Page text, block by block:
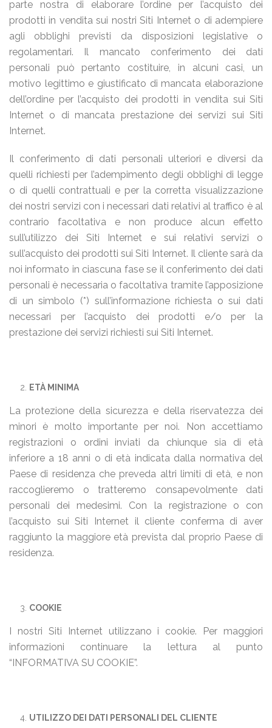
parte nostra di elaborare l’ordine per l’acquisto dei
prodotti in vendita sui nostri Siti Internet o di adempiere
agli obblighi previsti da disposizioni legislative o
regolamentari. Il mancato conferimento dei dati
personali può pertanto costituire, in alcuni casi, un
motivo legittimo e giustificato di mancata elaborazione
dell’ordine per l’acquisto dei prodotti in vendita sui Siti
Internet o di mancata prestazione dei servizi sui Siti
Internet.
Il conferimento di dati personali ulteriori e diversi da
quelli richiesti per l’adempimento degli obblighi di legge
o di quelli contrattuali e per la corretta visualizzazione
dei nostri servizi con i necessari dati relativi al traffico è al
contrario facoltativa e non produce alcun effetto
sull’utilizzo dei Siti Internet e sui relativi servizi o
sull’acquisto dei prodotti sui Siti Internet. Il cliente sarà da
noi informato in ciascuna fase se il conferimento dei dati
personali è necessaria o facoltativa tramite l’apposizione
di un simbolo (*) sull’informazione richiesta o sui dati
necessari per l’acquisto dei prodotti e/o per la
prestazione dei servizi richiesti sui Siti Internet.
ETÀ MINIMA
La protezione della sicurezza e della riservatezza dei
minori è molto importante per noi. Non accettiamo
registrazioni o ordini inviati da chiunque sia di età
inferiore a 18 anni o di età indicata dalla normativa del
Paese di residenza che preveda altri limiti di età, e non
raccoglieremo o tratteremo consapevolmente dati
personali dei medesimi. Con la registrazione o con
l’acquisto sui Siti Internet il cliente conferma di aver
raggiunto la maggiore età prevista dal proprio Paese di
residenza.
COOKIE
I nostri Siti Internet utilizzano i cookie. Per maggiori
informazioni continuare la lettura al punto
“INFORMATIVA SU COOKIE”.
UTILIZZO DEI DATI PERSONALI DEL CLIENTE